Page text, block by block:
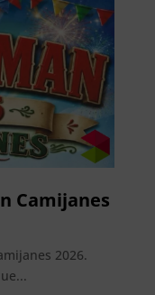
Camijanes
2026.